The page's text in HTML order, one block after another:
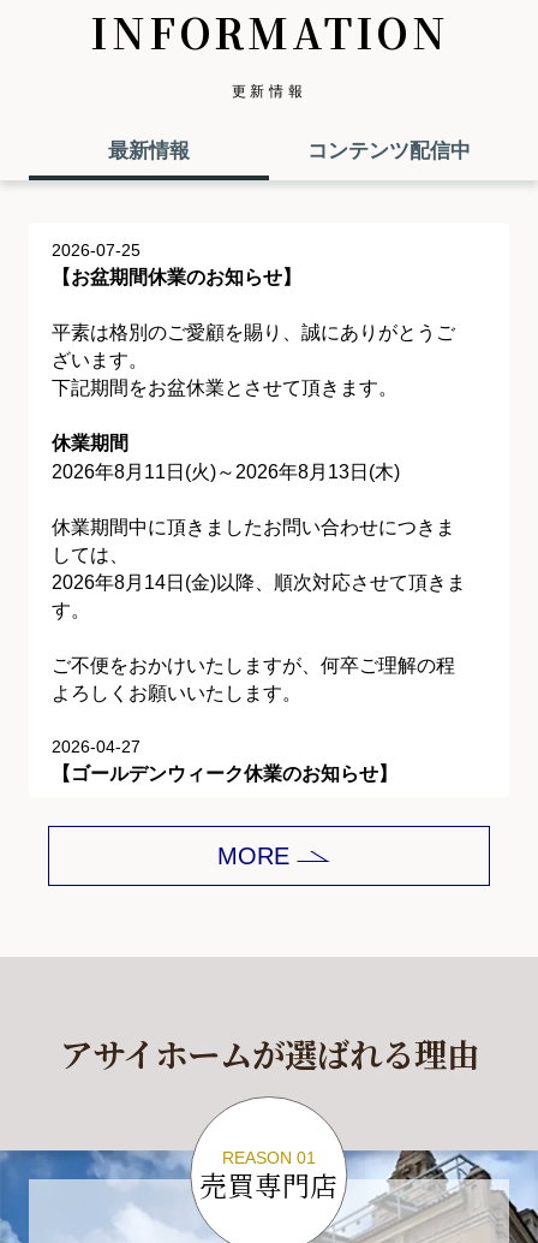
INFORMATION
更新情報
最新情報 コンテンツ配信中
2026-07-25
【お盆期間休業のお知らせ】
平素は格別のご愛顧を賜り、誠にありがとうご
ざいます。
下記期間をお盆休業とさせて頂きます。
休業期間
2026年8月11日(火)～2026年8月13日(木)
休業期間中に頂きましたお問い合わせにつきま
しては、
2026年8月14日(金)以降、順次対応させて頂きま
す。
ご不便をおかけいたしますが、何卒ご理解の程
よろしくお願いいたします。
2026-04-27
【ゴールデンウィーク休業のお知らせ】
平素は格別のご愛顧を賜り、誠にありがとうご
下記期間をゴールデンウィーク休業とさせて頂
休業期間中に頂きましたお問い合わせにつきま
2026年5月7日(木)以降、順次対応させて頂きま
ご不便をおかけいたしますが、何卒ご理解の程
よろしくお願いいたします。
MORE
アサイホームが選ばれる理由
REASON 01
売買専門店